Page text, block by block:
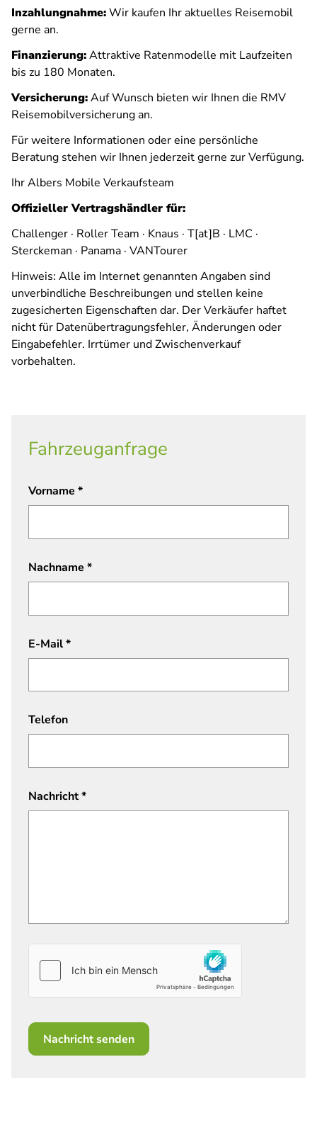
Inzahlungnahme:Wir kaufen Ihr aktuelles Reisemobil
gerne an.
Finanzierung:Attraktive Ratenmodelle mit Laufzeiten
bis zu 180 Monaten.
Versicherung:Auf Wunsch bieten wir Ihnen die RMV
Reisemobilversicherung an.
Für weitere Informationen oder eine persönliche
Beratung stehen wir Ihnen jederzeit gerne zur Verfügung.
Ihr Albers Mobile Verkaufsteam
Offizieller Vertragshändler für:
Challenger · Roller Team · Knaus · T[at]B · LMC ·
Sterckeman · Panama · VANTourer
Hinweis: Alle im Internet genannten Angaben sind
unverbindliche Beschreibungen und stellen keine
zugesicherten Eigenschaften dar. Der Verkäufer haftet
nicht für Datenübertragungsfehler, Änderungen oder
Eingabefehler. Irrtümer und Zwischenverkauf
vorbehalten.
Fahrzeuganfrage
Vorname *
Nachname *
E-Mail*
Telefon
Nachricht*
Nachricht senden